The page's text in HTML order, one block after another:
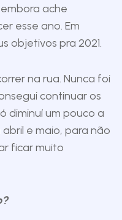
ache
esse ano. Em
objetivos pra 2021.
na rua. Nunca foi
continuar os
diminuí um pouco a
e maio, para não
ficar muito